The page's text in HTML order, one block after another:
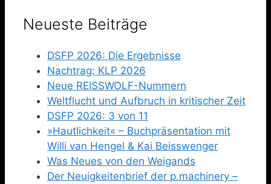
Neueste Beiträge
DSFP 2026: Die Ergebnisse
Nachtrag: KLP 2026
Neue REISSWOLF-Nummern
Weltflucht und Aufbruch in kritischer Zeit
DSFP 2026: 3 von 11
»Hautlichkeit« – Buchpräsentation mit
Willi van Hengel & Kai Beisswenger
Was Neues von den Weigands
Der Neuigkeitenbrief der p.machinery –